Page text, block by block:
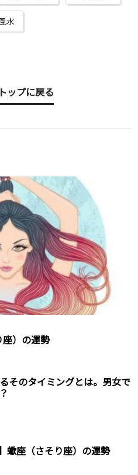
水
ップに戻る
座）の運勢
そのタイミングとは。男女で
蠍座（さそり座）の運勢